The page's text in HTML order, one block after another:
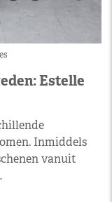
Estelle
Inmiddels
vanuit